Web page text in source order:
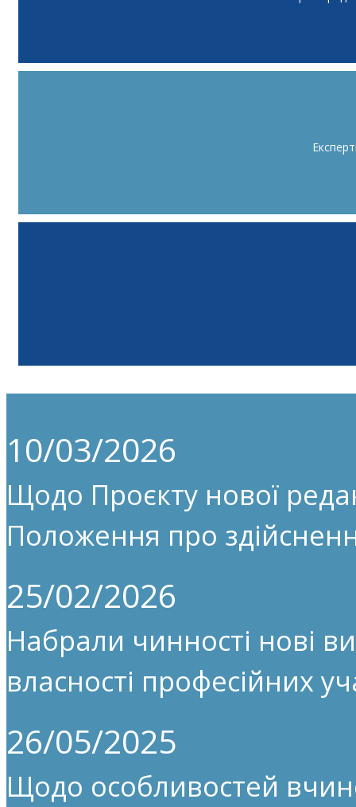
10/03/2026
Щодо Проєкту нової
Положення про
25/02/2026
Набрали чинності нові
власності професійних
26/05/2025
Щодо особливостей